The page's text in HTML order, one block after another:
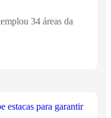
34 áreas da